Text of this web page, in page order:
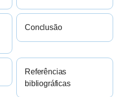
Conclusão
Referências
bibliográficas